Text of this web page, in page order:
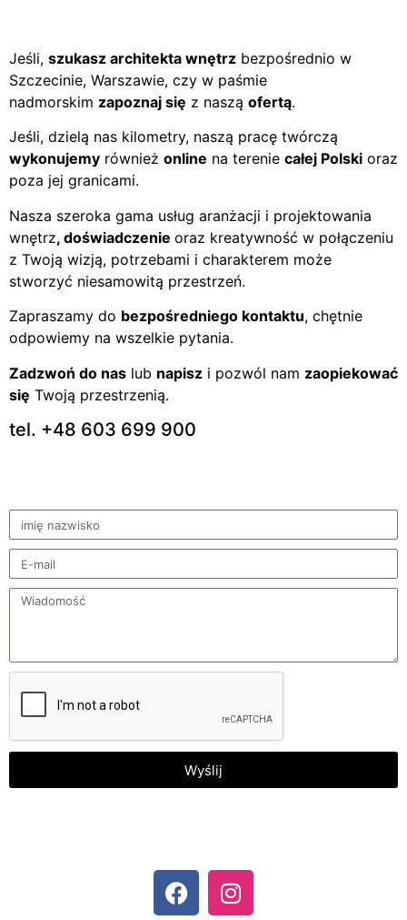
Jeśli, szukasz architekta wnętrz bezpośrednio w
Szczecinie, Warszawie, czy w paśmie
nadmorskim zapoznaj się z naszą ofertą.
Jeśli, dzielą nas kilometry, naszą pracę twórczą
wykonujemy również online na terenie całej Polski oraz
poza jej granicami.
Nasza szeroka gama usług aranżacji i projektowania
wnętrz, doświadczenie oraz kreatywność w połączeniu
z Twoją wizją, potrzebami i charakterem może
stworzyć niesamowitą przestrzeń.
Zapraszamy do bezpośredniego kontaktu, chętnie
odpowiemy na wszelkie pytania.
Zadzwoń do nas lub napisz i pozwól nam zaopiekować
się Twoją przestrzenią.
tel. +48 603 699 900
Wyślij